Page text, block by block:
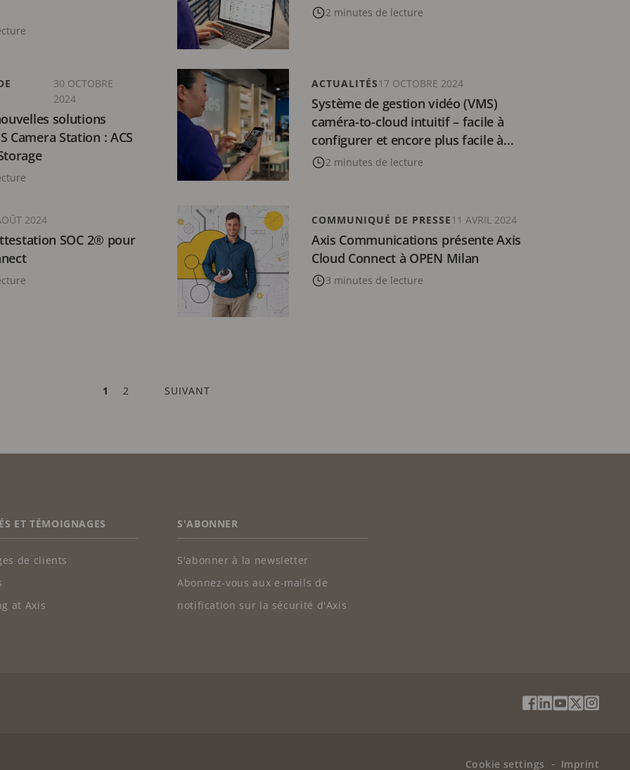
2 minutes de lecture
solutions
Camera Station : ACS
30 OCTOBRE
2024
Système de gestion vidéo (VMS)
caméra-to-cloud intuitif – facile à
configurer et encore plus facile à
utiliser
2 minutes de lecture
ACTUALITÉS17 OCTOBRE 2024
SOC 2® pour
2024
Axis Communications présente Axis
Cloud Connect à OPEN Milan
3 minutes de lecture
COMMUNIQUÉ DE PRESSE11 AVRIL 2024
PAGE
1 PAGE
2
PAGE
SUIVANT
ET TÉMOIGNAGES
de clients
at Axis
S'ABONNER
S'abonner à la newsletter
Abonnez-vous aux e-mails de
notification sur la sécurité d'Axis
Social
Media
Facebook
Linkedin
Youtube
X
Cookie settings Imprint